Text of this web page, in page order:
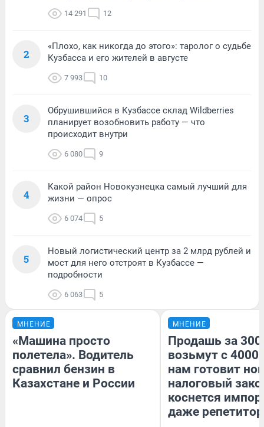
14 291 12
2
«Плохо, как никогда до этого»: таролог о судьбе
Кузбасса и его жителей в августе
7 993 10
3
Обрушившийся в Кузбассе склад Wildberries
планирует возобновить работу — что
происходит внутри
6 080 9
4
Какой район Новокузнецка самый лучший для
жизни — опрос
6 074 5
5
Новый логистический центр за 2 млрд рублей и
мост для него отстроят в Кузбассе —
подробности
6 063 5
МНЕНИЕ
«Машина просто
полетела». Водитель
сравнил бензин в
Казахстане и России
МНЕНИЕ
Продашь за
возьмут с
нам готовит
налоговый
коснется
даже